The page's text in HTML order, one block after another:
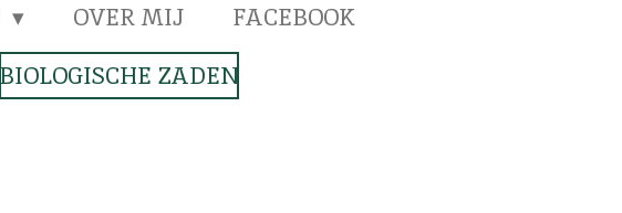
OVER MIJ
FACEBOOK
BIOLOGISCHE ZADEN